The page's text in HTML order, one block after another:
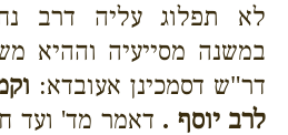
לא תפלוג עליה דרב
במשנה מסייעיה וההיא
דר"ש דסמכינן אעובדא:
לרב יוסף . דאמר מד' ועד